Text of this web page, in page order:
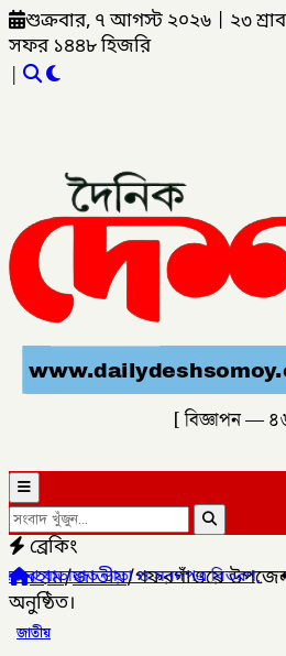
শুক্রবার, ৭ আগস্ট ২০২৬ ২৩
সফর ১৪৪৮ হিজরি
|
[ বিজ্ঞাপন —
ব্রেকিং
ও সনদপত্র বিতরণ,✦লালমনিরহাটে
হোম/জাতীয়/গফরগাঁওয়ে
অনুষ্ঠিত।
জাতীয়